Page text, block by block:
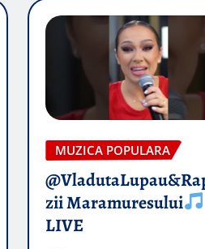
MUZICA POPULARA
zii Maramuresului
LIVE